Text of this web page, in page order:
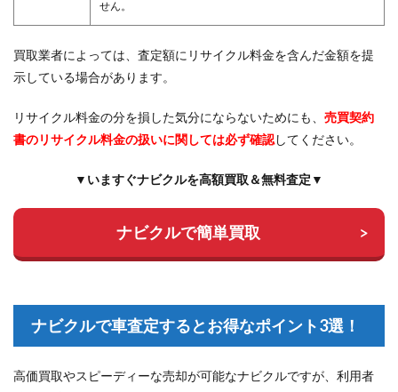
せん。
買取業者によっては、査定額にリサイクル料金を含んだ金額を提
示している場合があります。
リサイクル料金の分を損した気分にならないためにも、 売買契約
書のリサイクル料金の扱いに関しては必ず確認してください。
▼いますぐナビクルを高額買取＆無料査定▼
ナビクルで簡単買取
ナビクルで車査定するとお得なポイント3選！
高価買取やスピーディーな売却が可能なナビクルですが、利用者